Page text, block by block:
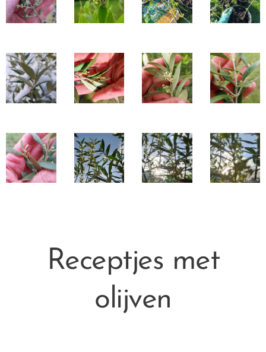
Receptjes met
olijven